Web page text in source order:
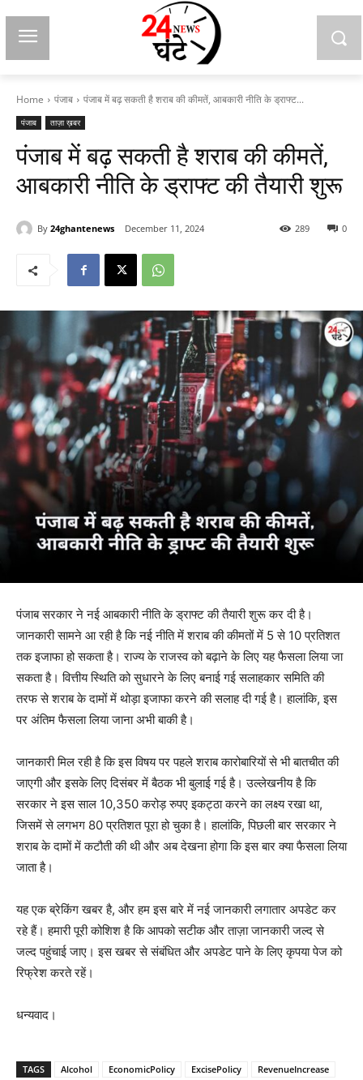
Home पंजाब पंजाब में बढ़ सकती है शराब की कीमतें, आबकारी नीति के ड्राफ्ट...
पंजाब ताज़ा ख़बर
पंजाब में बढ़ सकती है शराब की कीमतें,
आबकारी नीति के ड्राफ्ट की तैयारी शुरू
By 24ghantenews December 11, 2024 0
289
पंजाब सरकार ने नई आबकारी नीति के ड्राफ्ट की तैयारी शुरू कर दी है।
जानकारी सामने आ रही है कि नई नीति में शराब की कीमतों में 5 से 10 प्रतिशत
तक इजाफा हो सकता है। राज्य के राजस्व को बढ़ाने के लिए यह फैसला लिया जा
सकता है। वित्तीय स्थिति को सुधारने के लिए बनाई गई सलाहकार समिति की
तरफ से शराब के दामों में थोड़ा इजाफा करने की सलाह दी गई है। हालांकि, इस
पर अंतिम फैसला लिया जाना अभी बाकी है।
जानकारी मिल रही है कि इस विषय पर पहले शराब कारोबारियों से भी बातचीत की
जाएगी और इसके लिए दिसंबर में बैठक भी बुलाई गई है। उल्लेखनीय है कि
सरकार ने इस साल 10,350 करोड़ रुपए इकट्ठा करने का लक्ष्य रखा था,
जिसमें से लगभग 80 प्रतिशत पूरा हो चुका है। हालांकि, पिछली बार सरकार ने
शराब के दामों में कटौती की थी और अब देखना होगा कि इस बार क्या फैसला लिया
जाता है।
यह एक ब्रेकिंग खबर है, और हम इस बारे में नई जानकारी लगातार अपडेट कर
रहे हैं। हमारी पूरी कोशिश है कि आपको सटीक और ताज़ा जानकारी जल्द से
जल्द पहुंचाई जाए। इस खबर से संबंधित और अपडेट पाने के लिए कृपया पेज को
रिफ्रेश करते रहें।
धन्यवाद।
TAGS Alcohol EconomicPolicy ExcisePolicy RevenueIncrease